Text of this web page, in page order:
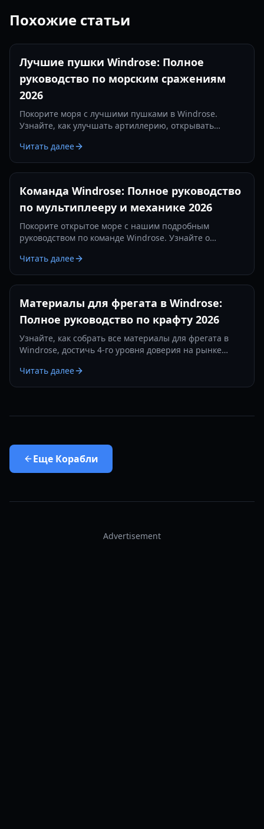
Похожие статьи
Лучшие пушки Windrose: Полное
руководство по морским сражениям
2026
Покорите моря с лучшими пушками в Windrose.
Узнайте, как улучшать артиллерию, открывать
морских битвах с помощью нашего экспертного
руководства.
Читать далее
Команда Windrose: Полное руководство
по мультиплееру и механике 2026
Покорите открытое море с нашим подробным
руководством по команде Windrose. Узнайте о
абордаже и продвинутом строительстве базы в 2026
году.
Читать далее
Материалы для фрегата в Windrose:
Полное руководство по крафту 2026
Узнайте, как собрать все материалы для фрегата в
Windrose, достичь 4-го уровня доверия на рынке
Читать далее
Еще Корабли
Advertisement